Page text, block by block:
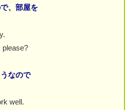
、部屋を
please?
なので
well.